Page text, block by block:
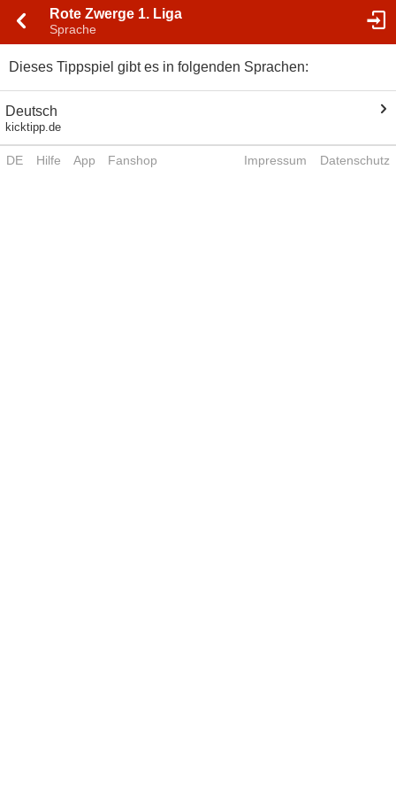
Rote Zwerge 1. Liga
Sprache
Dieses Tippspiel gibt es in folgenden Sprachen:
Deutsch
kicktipp.de
DE Hilfe App Fanshop Impressum Datenschutz